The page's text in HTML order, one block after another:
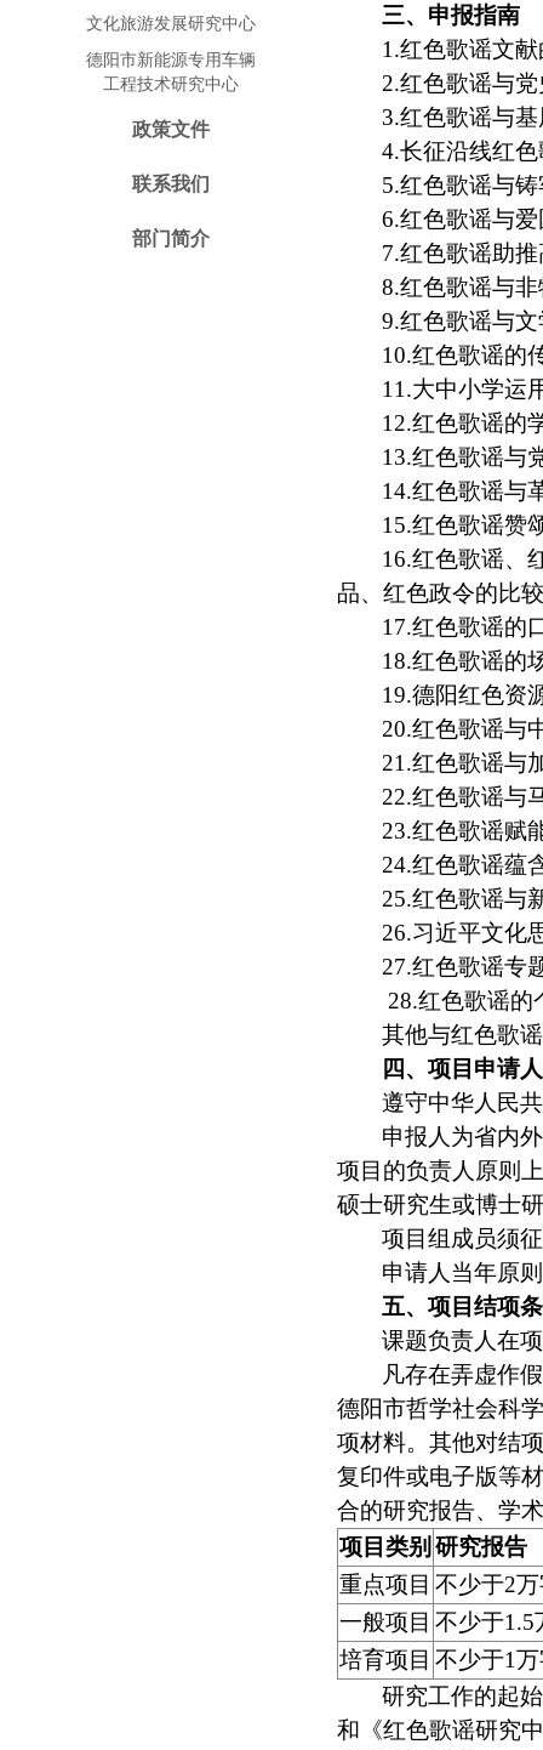
文化旅游发展研究中心
德阳市新能源专用车辆
工程技术研究中心
政策文件
联系我们
部门简介
三、申报指南
1.红色歌谣文
2.红色歌谣与
3.红色歌谣与
4.长征沿线红
5.红色歌谣与
6.红色歌谣与
7.红色歌谣助
8.红色歌谣与
9.红色歌谣与
10.红色歌谣的
11.大中小学运
12.红色歌谣的
13.红色歌谣与
14.红色歌谣与
15.红色歌谣赞
16.红色歌谣、
品、红色政令的比
17.红色歌谣的
18.红色歌谣的
19.德阳红色资
20.红色歌谣与
21.红色歌谣与
22.红色歌谣与
23.红色歌谣赋
24.红色歌谣蕴
25.红色歌谣与
26.习近平文化
27.红色歌谣专
28.红色歌谣的
其他与红色歌
四、项目申请
遵守中华人民
申报人为省内
项目的负责人原则
硕士研究生或博士
项目组成员须
申请人当年原
五、项目结项
课题负责人在
凡存在弄虚作
德阳市哲学社会科
项材料。其他对结
复印件或电子版等
合的研究报告、学
项目类别 研究报告
重点项目 不少于2
一般项目 不少于1.5
培育项目 不少于1
研究工作的起
和《红色歌谣研究